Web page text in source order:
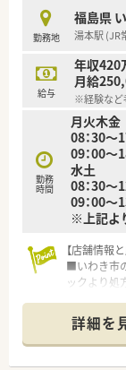
可能で、
求めていま
■患者様一
協力しな
【法人特徴
■創業150
上を展開す
■ヘルス・
店舗形態に
■最新のIT
的に働ける
勤務地
福島県
湯本駅 (JR
給与
年収420
月給
※経験など
勤務
時間
月火木金
08：30～
09：00～
水土
08：30～
09：00～
※上記よ
【店舗情報
■いわき市
ックより処
枚と落ち着
■薬剤師は
のため一人
詳細を